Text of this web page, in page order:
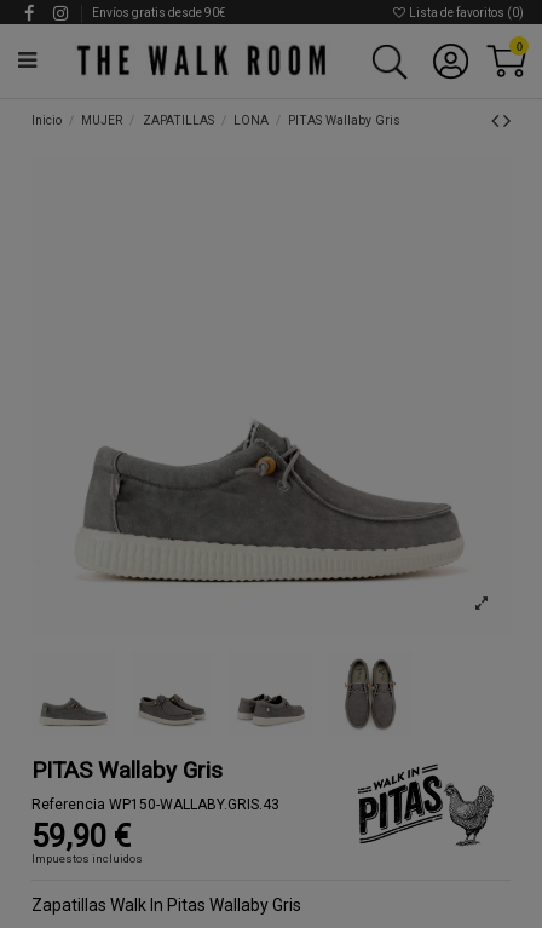
Envíos gratis desde 90€ Lista de favoritos (0)
0
Inicio MUJER ZAPATILLAS LONA PITAS Wallaby Gris
PITAS Wallaby Gris
Referencia WP150-WALLABY.GRIS.43
59,90 €
Impuestos incluidos
Zapatillas Walk In Pitas Wallaby Gris